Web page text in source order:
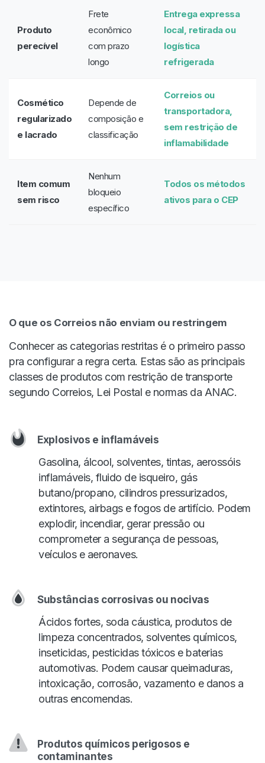
Produto
perecível
Frete
econômico
com prazo
longo
Entrega expressa
local, retirada ou
logística
refrigerada
Cosmético
regularizado
e lacrado
Depende de
composição e
classificação
Correios ou
transportadora,
sem restrição de
inflamabilidade
Item comum
sem risco
Nenhum
bloqueio
específico
Todos os métodos
ativos para o CEP
O que os Correios não enviam ou restringem
Conhecer as categorias restritas é o primeiro passo
pra configurar a regra certa. Estas são as principais
classes de produtos com restrição de transporte
segundo Correios, Lei Postal e normas da ANAC.
Explosivos e inflamáveis
Gasolina, álcool, solventes, tintas, aerossóis
inflamáveis, fluido de isqueiro, gás
butano/propano, cilindros pressurizados,
extintores, airbags e fogos de artifício. Podem
explodir, incendiar, gerar pressão ou
comprometer a segurança de pessoas,
veículos e aeronaves.
Substâncias corrosivas ou nocivas
Ácidos fortes, soda cáustica, produtos de
limpeza concentrados, solventes químicos,
inseticidas, pesticidas tóxicos e baterias
automotivas. Podem causar queimaduras,
intoxicação, corrosão, vazamento e danos a
outras encomendas.
Produtos químicos perigosos e
contaminantes